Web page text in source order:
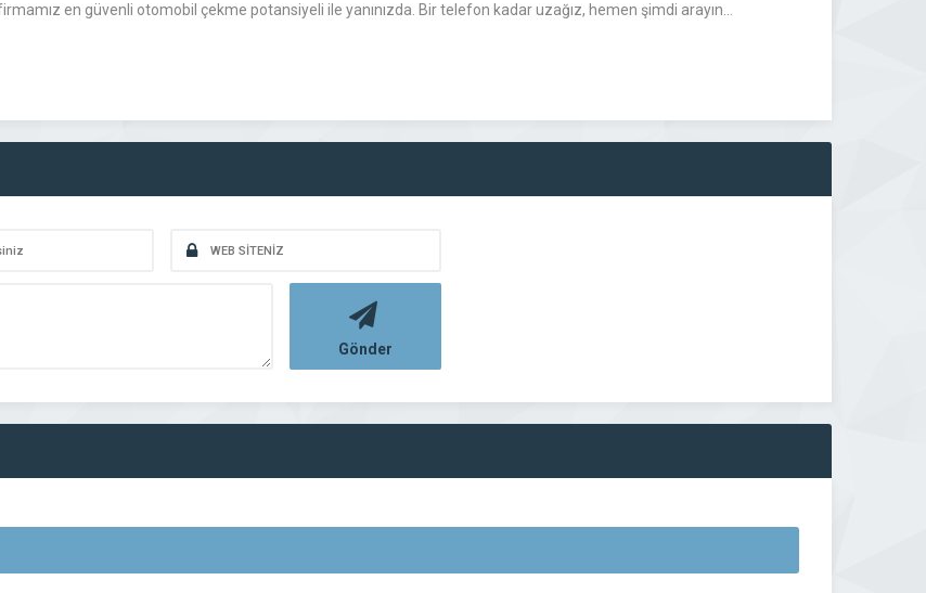
en güvenli otomobil çekme potansiyeli ile yanınızda. Bir telefon kadar uzağız, hemen şimdi arayın…
Gönder